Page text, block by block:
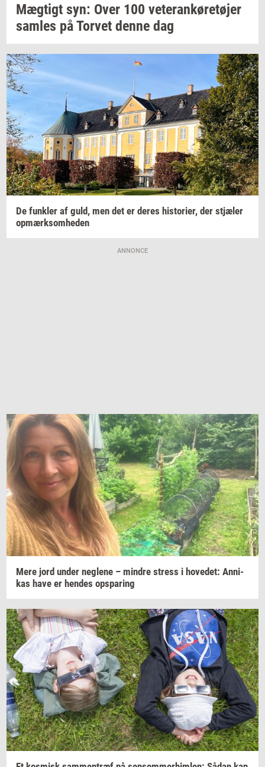
Mæg­tigt syn: Over 100 ve­te­ran­kø­re­tø­jer
sam­les påTor­vet denne dag
De funk­ler af guld, men det er deres hi­sto­ri­er, der stjæ­ler
op­mærk­som­he­den
ANNONCE
Mere jord under neg­le­ne – min­dre stress i ho­ve­d­et: An­ni­
kas have er hen­des op­spa­ring